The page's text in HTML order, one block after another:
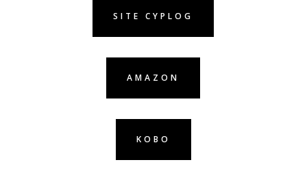
SITE CYPLOG
AMAZON
KOBO